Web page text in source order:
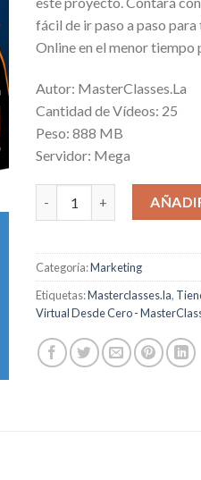
fácil de ir paso a paso
Online en el menor tiempo
Autor: MasterClasses.La
Cantidad de Vídeos: 25
Peso: 888 MB
Servidor: Mega
Tienda Virtual Desde Cero
Categoría:Marketing
Etiquetas:Masterclasses.la,
Virtual Desde Cero -